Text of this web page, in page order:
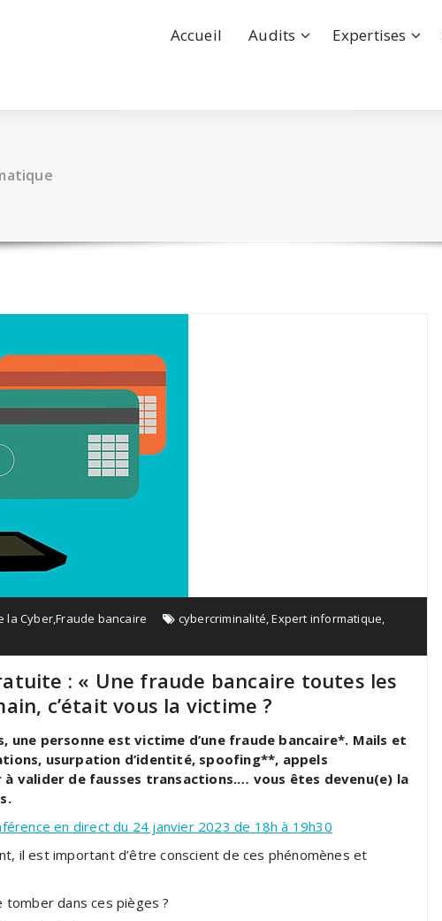
Accueil Audits Expertises
la Cyber,Fraude bancaire cybercriminalité,Expert informatique,
: « Une fraude bancaire toutes les
c’était vous la victime ?
une personne est victime d’une fraude bancaire*. Mails et
usurpation d’identité, spoofing**, appels
valider de fausses transactions.… vous êtes devenu(e) la
en direct du 24 janvier 2023 de 18h à 19h30
il est important d’être conscient de ces phénomènes et
dans ces pièges ?